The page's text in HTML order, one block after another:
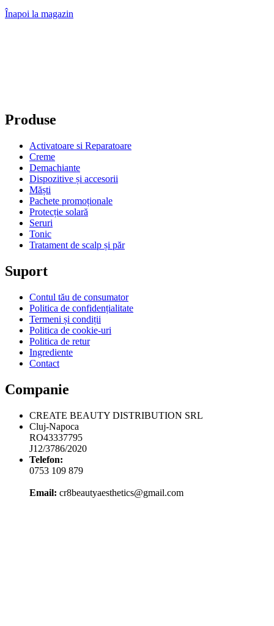
Înapoi la magazin
Produse
Activatoare si Reparatoare
Creme
Demachiante
Dispozitive și accesorii
Măști
Pachete promoționale
Protecție solară
Seruri
Tonic
Tratament de scalp și păr
Suport
Contul tău de consumator
Politica de confidențialitate
Termeni și condiții
Politica de cookie-uri
Politica de retur
Ingrediente
Contact
Companie
CREATE BEAUTY DISTRIBUTION SRL
Cluj-Napoca
RO43337795
J12/3786/2020
Telefon:
0753 109 879
Email: cr8beautyaesthetics@gmail.com